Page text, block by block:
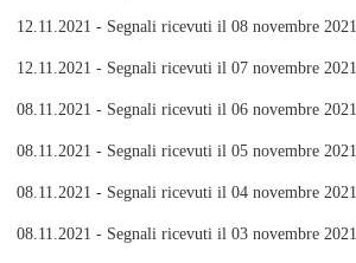
12.11.2021 - Segnali ricevuti il 08 novembre 2021
12.11.2021 - Segnali ricevuti il 07 novembre 2021
08.11.2021 - Segnali ricevuti il 06 novembre 2021
08.11.2021 - Segnali ricevuti il 05 novembre 2021
08.11.2021 - Segnali ricevuti il 04 novembre 2021
08.11.2021 - Segnali ricevuti il 03 novembre 2021